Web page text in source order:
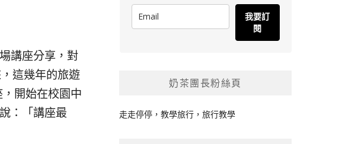
講座分享，對
這幾年的旅遊
開始在校園中
：「講座最
我要訂
閱
奶茶團長粉絲頁
走走停停，教學旅行，旅行教學